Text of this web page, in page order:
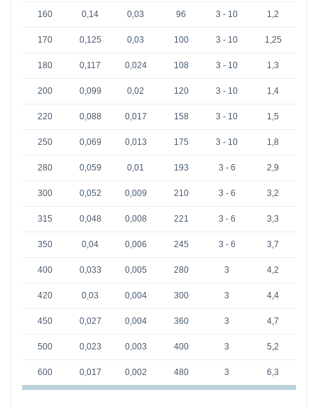
160 0,14 0,03 96 3 - 10 1,2
170 0,125 0,03 100 3 - 10 1,25
180 0,117 0,024 108 3 - 10 1,3
200 0,099 0,02 120 3 - 10 1,4
220 0,088 0,017 158 3 - 10 1,5
250 0,069 0,013 175 3 - 10 1,8
280 0,059 0,01 193 3 - 6 2,9
300 0,052 0,009 210 3 - 6 3,2
315 0,048 0,008 221 3 - 6 3,3
350 0,04 0,006 245 3 - 6 3,7
400 0,033 0,005 280 3 4,2
420 0,03 0,004 300 3 4,4
450 0,027 0,004 360 3 4,7
500 0,023 0,003 400 3 5,2
600 0,017 0,002 480 3 6,3